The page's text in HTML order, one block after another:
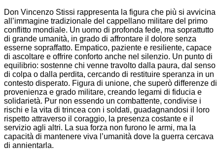
Don Vincenzo Stissi rappresenta la figura che più si avvicina
all’immagine tradizionale del cappellano militare del primo
conflitto mondiale. Un uomo di profonda fede, ma soprattutto
di grande umanità, in grado di affrontare il dolore senza
esserne sopraffatto. Empatico, paziente e resiliente, capace
di ascoltare e offrire conforto anche nel silenzio. Un punto di
equilibrio: sostenne chi venne travolto dalla paura, dal senso
di colpa o dalla perdita, cercando di restituire speranza in un
contesto disperato. Figura di unione, che superò differenze di
provenienza e grado militare, creando legami di fiducia e
solidarietà. Pur non essendo un combattente, condivise i
rischi e la vita di trincea con i soldati, guadagnandosi il loro
rispetto attraverso il coraggio, la presenza costante e il
servizio agli altri. La sua forza non furono le armi, ma la
capacità di mantenere viva l’umanità dove la guerra cercava
di annientarla.